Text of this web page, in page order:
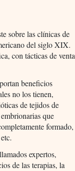
sobre las clínicas de
del siglo XIX.
con tácticas de venta
beneficios
no los tienen,
de tejidos de
que
formado,
expertos,
de las terapias, la